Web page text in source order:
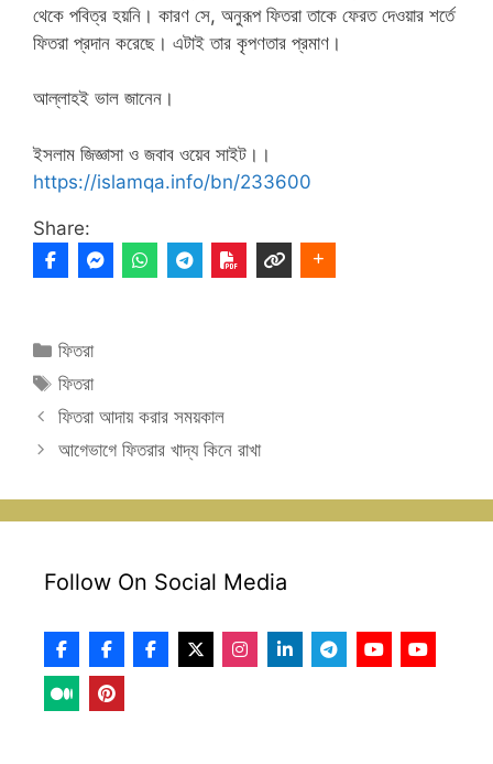
থেকে পবিত্র হয়নি। কারণ সে, অনুরূপ ফিতরা তাকে ফেরত দেওয়ার শর্তে
ফিতরা প্রদান করেছে। এটাই তার কৃপণতার প্রমাণ।
আল্লাহই ভাল জানেন।
ইসলাম জিজ্ঞাসা ও জবাব ওয়েব সাইট।।
https://islamqa.info/bn/233600
Share:
Categories
ফিতরা
Tags
ফিতরা
ফিতরা আদায় করার সময়কাল
আগেভাগে ফিতরার খাদ্য কিনে রাখা
Follow On Social Media